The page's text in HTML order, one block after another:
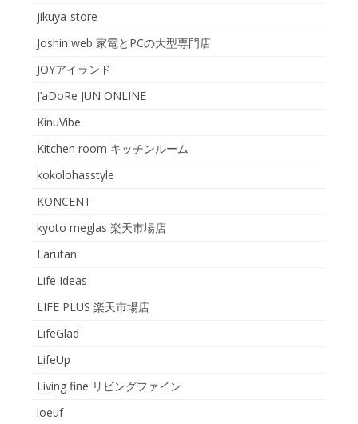
jikuya-store
Joshin web 家電とPCの大型専門店
JOYアイランド
J’aDoRe JUN ONLINE
KinuVibe
Kitchen room キッチンルーム
kokolohasstyle
KONCENT
kyoto meglas 楽天市場店
Larutan
Life Ideas
LIFE PLUS 楽天市場店
LifeGlad
LifeUp
Living fine リビングファイン
loeuf